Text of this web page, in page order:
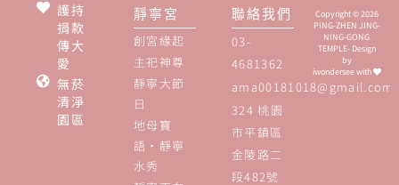
護持
捐款
傳大
愛
無菸
清淨
園區
靜寧宮
創宮緣起
主祀神尊
靜寧大節
日
地母寶
語‧靜寧
水秀
聯絡我們
03-
4681362
ama00181018@gmail.com
324 桃園
市平鎮區
金陵路二
段482號
Copyright © 2026
PING-ZHEN JING-
NING-GONG
TEMPLE- Design
by
iwonderseewith